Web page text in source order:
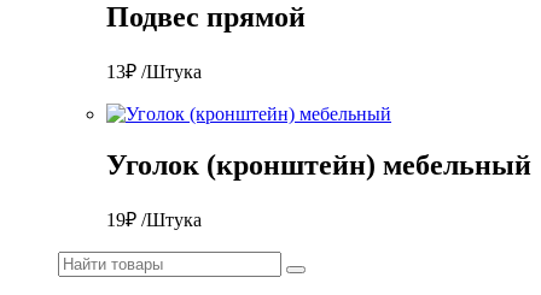
Подвес прямой
13₽ /Штука
Уголок (кронштейн) мебельный
19₽ /Штука